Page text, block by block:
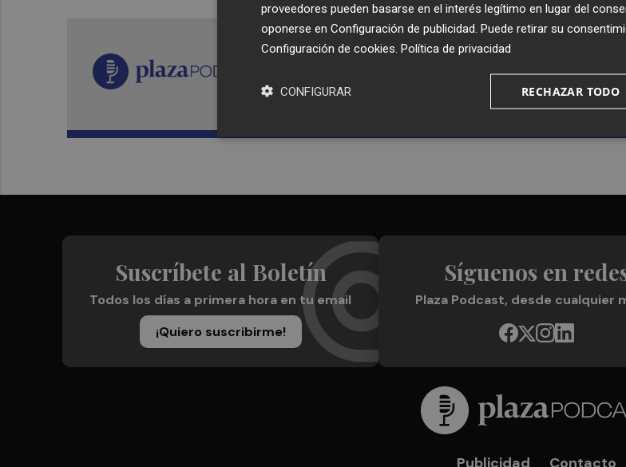
Recibe toda la actualidad
Plaza Podcast en tu correo
Suscríbete al Boletín
Todos los días a primera hora en tu email
¡Quiero suscribirme!
Síguenos en
Plaza Podcast, desde cualquier
Publicidad Contacto
proveedores pueden basarse en el interés legítimo en lugar del
oponerse en Configuración de publicidad . Puede retirar su
Configuración de cookies Política de privacidad
RECHAZAR TODO
CONFIGURAR